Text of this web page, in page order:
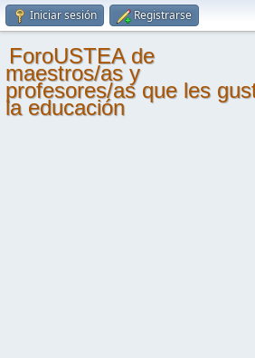
Iniciar sesión Registrarse
ForoUSTEA de
maestros/as y
profesores/as que les
la educación